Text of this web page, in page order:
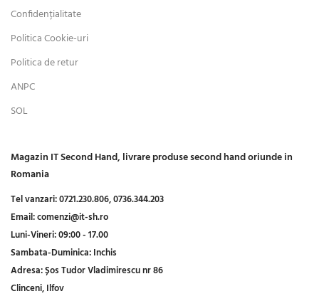
Confidențialitate
Politica Cookie-uri
Politica de retur
ANPC
SOL
Magazin IT Second Hand, livrare produse second hand oriunde in
Romania
Tel vanzari:0721.230.806,0736.344.203
Email:comenzi@it-sh.ro
Luni-Vineri:09:00 - 17.00
Sambata-Duminica:Inchis
Adresa:Șos Tudor Vladimirescu nr 86
Clinceni, Ilfov